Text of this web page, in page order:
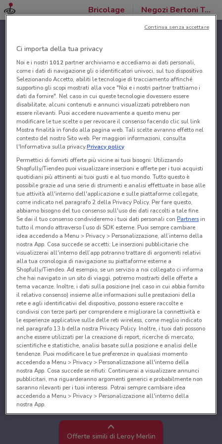
Bricolage Negozi Bertoni Tende
Offerte simili di Leroy Merlin
Ci importa della tua privacy
Noi e i nostri 1012partner archiviamo e accediamo ai dati personali,
come i dati di navigazione gli o identificatori univoci, sul tuo dispositivo.
Selezionando Accetto, abiliti le tecnologie di tracciamento affinché
supportino gli scopi mostrati alla voce "Noi e i nostri partner trattiamo i
dati da fornire". Nel caso in cui queste tecnologie dovessero essere
disabilitate, alcuni contenuti e annunci visualizzati potrebbero non
essere rilevanti. Puoi accedere nuovamente a questo menu per
modificare le tue scelte o per revocare il consenso facendo clic sul link
Mostra finalità in fondo alla pagina web. Tali scelte avranno effetto nel
contesto del nostro Sito web. Per maggiori informazioni, consulta
l'Informativa sulla privacy.Privacy policy
Permettici di fornirti offerte più vicine ai tuoi bisogni: Utilizzando
Shopfully/Tiendeo puoi visualizzare inserzioni e offerte per i tuoi acquisti
quotidiani più attinenti ai tuoi gusti e al tuo mondo. Tutto questo è
possibile grazie ad una serie di strumenti e analisi effettuate in base alle
tue attività all'interno dell'applicazione e sulle piattaforme collegate,
come indicato nel paragrafo 2 della Privacy Policy. Per fare questo,
abbiamo bisogno del tuo consenso sull'uso dei dati raccolti a tale fine.
Se dai il tuo consenso condivideremo i tuoi dati personali conPartnersin
tutto il mondo attraverso l’uso di SDK esterne. Puoi sempre cambiare
idea accedendo a Menu > Privacy > Personalizzazione, all’interno della
nostra App. Cosa succede se accetti: Le inserzioni pubblicitarie che
visualizzerai all'interno dell’app potranno trattare di argomenti relativi
alla tua cronologia di navigazione su piattaforme esterne a
Shopfully/Tiendeo. Ad esempio, se un servizio a noi collegato ci informa
che hai navigato in un sito di viaggi, potremo mostrarti delle offerte a
tema vacanze. Inoltre, i dati sulla posizione (nel caso in cui abbia fornito
il relativo consenso) insieme alle informazioni sulle prestazioni della
rete e agli identificativi del dispositivo, possono essere raccolte e
condivisi con terze parti per comprendere e migliorare la connettività e
le esperienze applicative sulle delle reti wireless, come meglio indicato
nel paragrafo 13.b della nostra Privacy Policy. Inoltre, i tuoi dati possono
anche essere utilizzati per la creazione di report, ricerche di mercato,
scientifiche e statistiche, analisi basate sulla posizione e analisi delle
tendenze. Puoi modificare le tue preferenze in qualsiasi momento
accedendo a Menu > Privacy > Personalizzazione all'interno della
nostra App. Cosa succede se rifiuti: Continuerai a visualizzare annunci
pubblicitari, ma riguarderanno argomenti generici e probabilmente non
saranno rilevanti per i tuoi interessi. Potrai sempre cambiare idea
accedendo a Menu > Privacy > Personalizzazione all'interno della
nostra App.
Noi e i nostri partner trattiamo i dati per fornire:
Utilizzare dati di geolocalizzazione precisi. Scansione attiva delle
caratteristiche del dispositivo ai fini dell’identificazione. Archiviare
Continua senza accettare